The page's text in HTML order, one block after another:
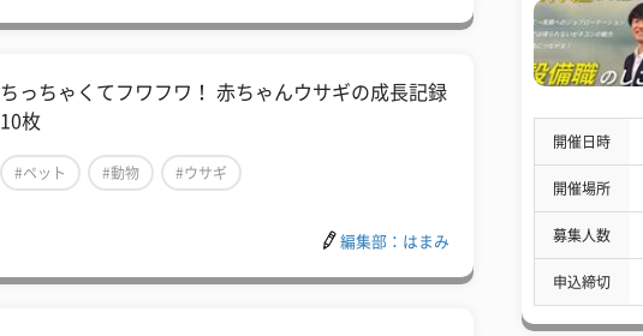
ちっちゃくてフワフワ！ 赤ちゃんウサギの成長記録
10枚
#ペット #動物 #ウサギ
編集部：はまみ
開催日時
開催場所
募集人数
申込締切